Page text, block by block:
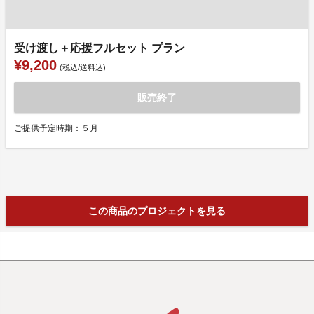
受け渡し＋応援フルセット プラン
¥9,200 (税込/送料込)
販売終了
ご提供予定時期：５月
この商品のプロジェクトを見る